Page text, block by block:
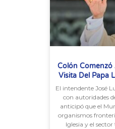
Colón Comenzó
Visita Del Papa
El intendente José
con autoridades
anticipó que el
organismos
Iglesia y el